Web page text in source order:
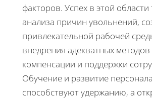
факторов. Успех в этой области
анализа причин увольнений,
привлекательной рабочей
внедрения адекватных методов
компенсации и поддержки
Обучение и развитие персонала
способствуют удержанию, а